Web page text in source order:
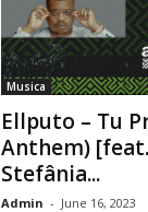
Musica
Ellputo – Tu
Anthem)
Stefânia...
Admin - June 16, 2023